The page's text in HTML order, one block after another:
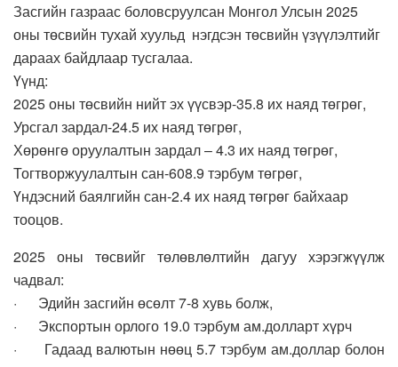
Засгийн газраас боловсруулсан Монгол Улсын 2025
оны төсвийн тухай хуульд нэгдсэн төсвийн үзүүлэлтийг
дараах байдлаар тусгалаа.
Үүнд:
2025 оны төсвийн нийт эх үүсвэр-35.8 их наяд төгрөг,
Урсгал зардал-24.5 их наяд төгрөг,
Хөрөнгө оруулалтын зардал – 4.3 их наяд төгрөг,
Тогтворжуулалтын сан-608.9 тэрбум төгрөг,
Үндэсний баялгийн сан-2.4 их наяд төгрөг байхаар
тооцов.
2025 оны төсвийг төлөвлөлтийн дагуу хэрэгжүүлж
чадвал:
· Эдийн засгийн өсөлт 7-8 хувь болж,
· Экспортын орлого 19.0 тэрбум ам.долларт хүрч
· Гадаад валютын нөөц 5.7 тэрбум ам.доллар болон